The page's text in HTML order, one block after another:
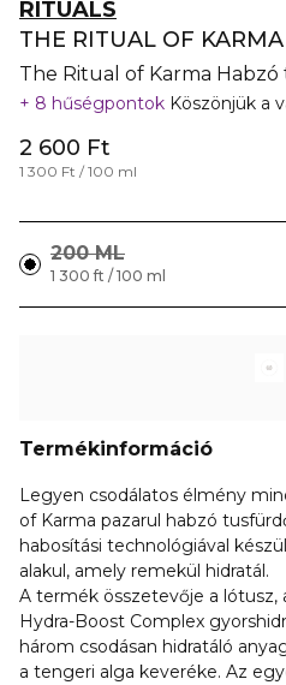
RITUALS
THE RITUAL OF KARMA
The Ritual of Karma
8 hűségpontok Köszönjük a
2 600 Ft
1 300 Ft / 100 ml
200 ML
1 300 ft / 100 ml
Termékinformáció
Legyen csodálatos élmény
of Karma pazarul habzó
habosítási technológiával
alakul, amely remekül hidratál.
A termék összetevője a lótusz,
Hydra-Boost Complex
három csodásan hidratáló
a tengeri alga keveréke. Az